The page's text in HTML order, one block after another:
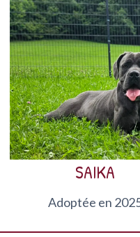
SAIKA
Adoptée en
est une Cane Corso née